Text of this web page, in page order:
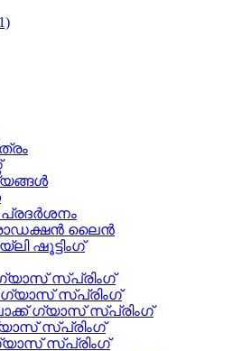
ലൈൻ
ഷൂട്ടിംഗ്
സ്പ്രിംഗ്
സ്പ്രിംഗ്
ഗ്യാസ് സ്പ്രിംഗ്
സ്പ്രിംഗ്
സ്പ്രിംഗ്